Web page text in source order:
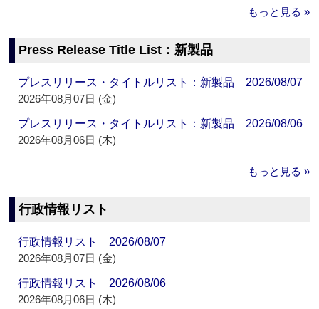
もっと見る »
Press Release Title List：新製品
プレスリリース・タイトルリスト：新製品 2026/08/07
2026年08月07日 (金)
プレスリリース・タイトルリスト：新製品 2026/08/06
2026年08月06日 (木)
もっと見る »
行政情報リスト
行政情報リスト 2026/08/07
2026年08月07日 (金)
行政情報リスト 2026/08/06
2026年08月06日 (木)